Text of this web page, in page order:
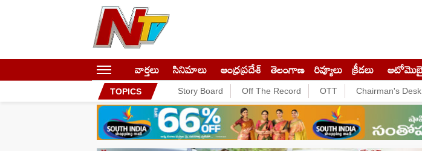
వార్తలు సినిమాలు ఆంధ్రప్రదేశ్ తెలంగాణ రివ్యూలు క్రీడలు
TOPICS Story Board Off The Record OTT Chairman's Desk